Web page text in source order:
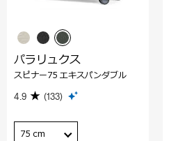
パラリュクス
スピナー75 エキスパンダブル
4.9 (133)
75 cm